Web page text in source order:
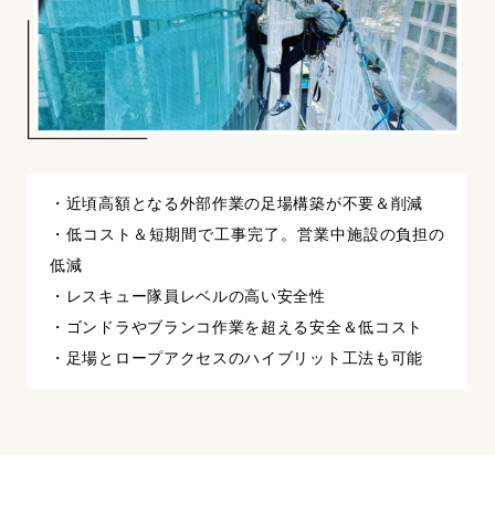
・近頃高額となる外部作業の足場構築が不要＆削減
・低コスト＆短期間で工事完了。営業中施設の負担の
低減
・レスキュー隊員レベルの高い安全性
・ゴンドラやブランコ作業を超える安全＆低コスト
・足場とロープアクセスのハイブリット工法も可能